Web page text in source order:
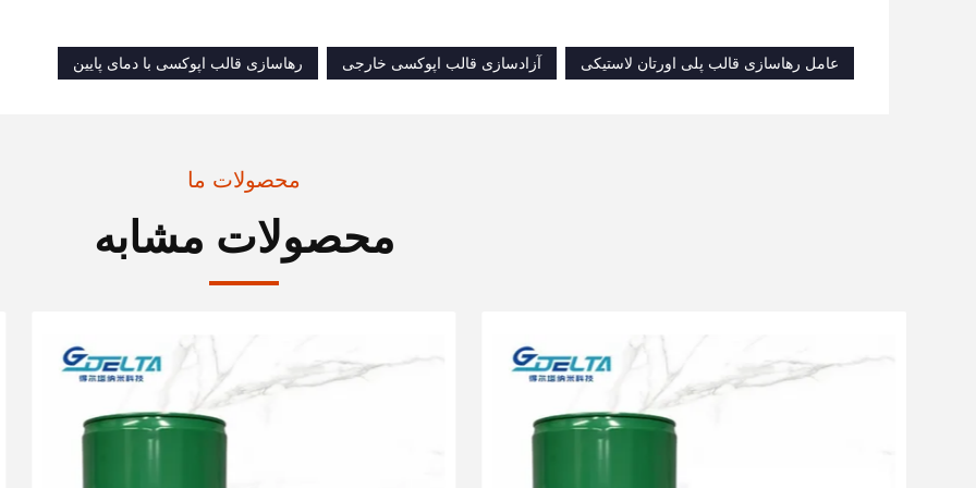
عامل رهاسازی قالب پلی اورتان لاستیکی
آزادسازی قالب اپوکسی خارجی رهاسازی قالب اپوکسی با دمای پایین
محصولات ما
محصولات مشابه